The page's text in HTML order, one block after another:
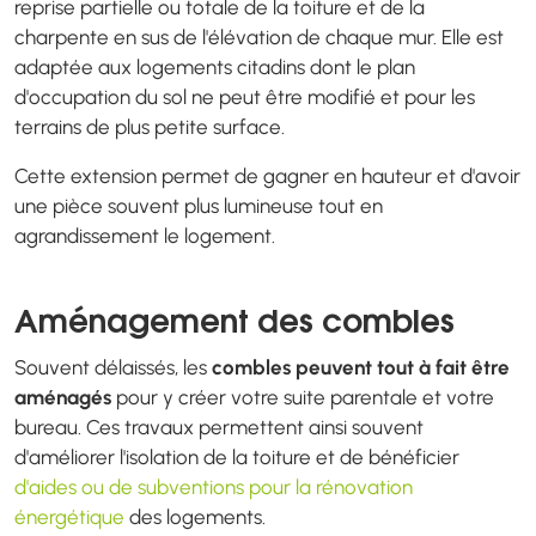
reprise partielle ou totale de la toiture et de la
charpente en sus de l'élévation de chaque mur. Elle est
adaptée aux logements citadins dont le plan
d'occupation du sol ne peut être modifié et pour les
terrains de plus petite surface.
Cette extension permet de gagner en hauteur et d'avoir
une pièce souvent plus lumineuse tout en
agrandissement le logement.
Aménagement des combles
Souvent délaissés, les combles peuvent tout à fait être
aménagés pour y créer votre suite parentale et votre
bureau. Ces travaux permettent ainsi souvent
d'améliorer l'isolation de la toiture et de bénéficier
d'aides ou de subventions pour la rénovation
énergétique des logements.